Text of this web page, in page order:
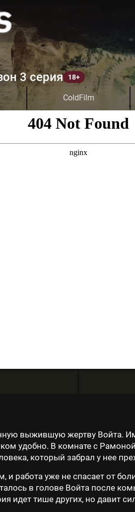
3 серия
ColdFilm
выжившую жертву Войта.
удобно. В комнате с
который забрал у нее
работа уже не спасает от
в голове Войта после
идет тише других, но давит